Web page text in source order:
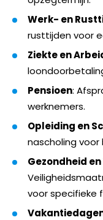
Werk- en
rusttijden voor
Ziekte en
Pensioen:
werknemers.
Opleiding en
nascholing
Gezondheid
voor specifieke